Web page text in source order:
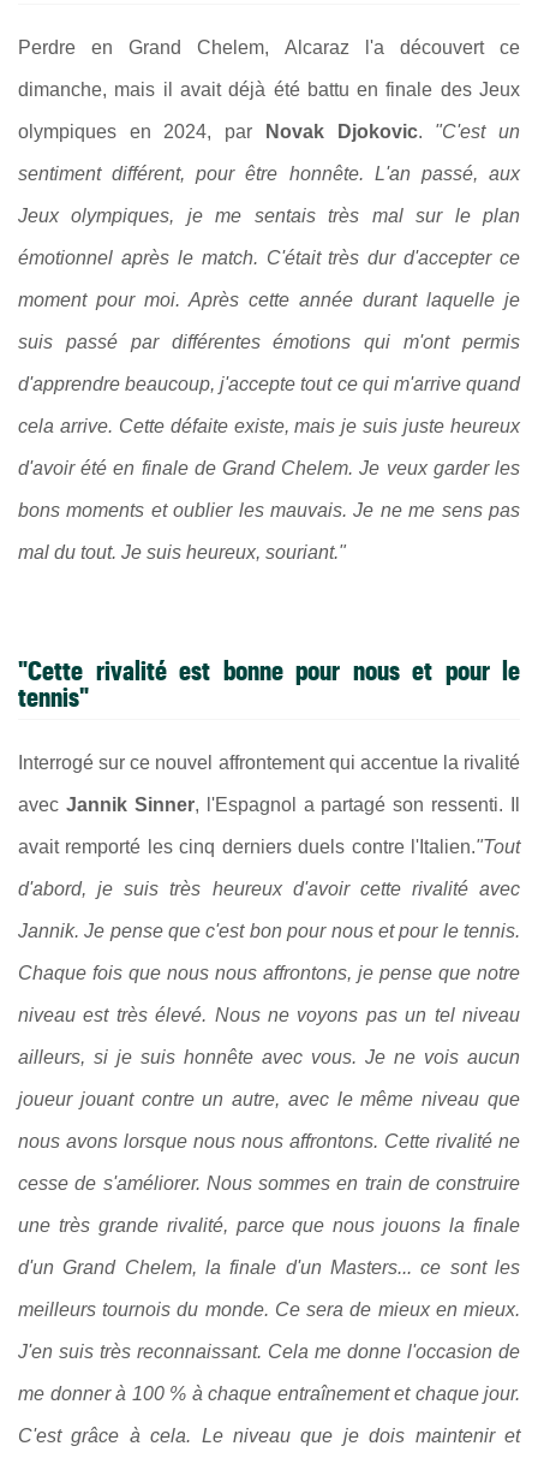
Perdre en Grand Chelem, Alcaraz l'a découvert ce
dimanche, mais il avait déjà été battu en finale des Jeux
olympiques en 2024, par Novak Djokovic. "C'est un
sentiment différent, pour être honnête. L'an passé, aux
Jeux olympiques, je me sentais très mal sur le plan
émotionnel après le match. C'était très dur d'accepter ce
moment pour moi. Après cette année durant laquelle je
suis passé par différentes émotions qui m'ont permis
d'apprendre beaucoup, j'accepte tout ce qui m'arrive quand
cela arrive. Cette défaite existe, mais je suis juste heureux
d'avoir été en finale de Grand Chelem. Je veux garder les
bons moments et oublier les mauvais. Je ne me sens pas
mal du tout. Je suis heureux, souriant."
"Cette rivalité est bonne pour nous et pour le
tennis"
Interrogé sur ce nouvel affrontement qui accentue la rivalité
avec Jannik Sinner, l'Espagnol a partagé son ressenti. Il
avait remporté les cinq derniers duels contre l'Italien."Tout
d'abord, je suis très heureux d'avoir cette rivalité avec
Jannik. Je pense que c'est bon pour nous et pour le tennis.
Chaque fois que nous nous affrontons, je pense que notre
niveau est très élevé. Nous ne voyons pas un tel niveau
ailleurs, si je suis honnête avec vous. Je ne vois aucun
joueur jouant contre un autre, avec le même niveau que
nous avons lorsque nous nous affrontons. Cette rivalité ne
cesse de s'améliorer. Nous sommes en train de construire
une très grande rivalité, parce que nous jouons la finale
d'un Grand Chelem, la finale d'un Masters... ce sont les
meilleurs tournois du monde. Ce sera de mieux en mieux.
J'en suis très reconnaissant. Cela me donne l'occasion de
me donner à 100 % à chaque entraînement et chaque jour.
C'est grâce à cela. Le niveau que je dois maintenir et